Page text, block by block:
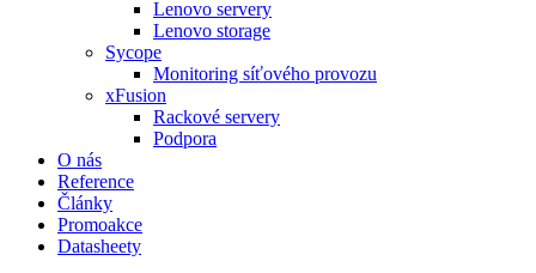
Lenovo servery
Lenovo storage
Sycope
Monitoring síťového provozu
xFusion
Rackové servery
Podpora
O nás
Reference
Články
Promoakce
Datasheety